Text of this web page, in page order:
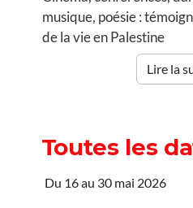
musique, poésie :
de la vie en Palestine
Lire la
Toutes les
Du 16 au 30 mai 2026